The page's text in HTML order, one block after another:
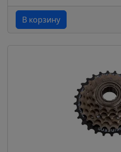
В корзину